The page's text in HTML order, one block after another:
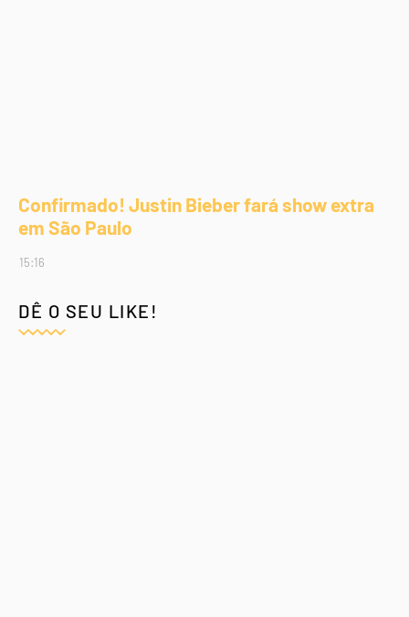
Confirmado! Justin Bieber fará show extra
em São Paulo
15:16
DÊ O SEU LIKE!